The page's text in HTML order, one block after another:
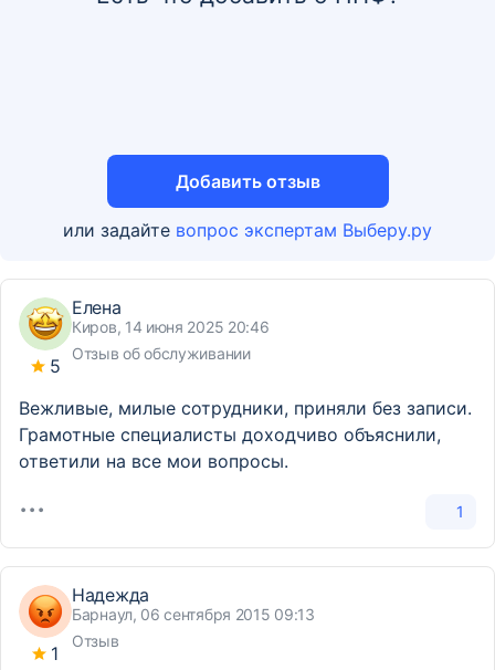
Добавить отзыв
или задайте вопрос экспертам Выберу.ру
5
Елена
Киров, 14 июня 2025 20:46
Отзыв об обслуживании
Вежливые, милые сотрудники, приняли без записи.
Грамотные специалисты доходчиво объяснили,
ответили на все мои вопросы.
1
1
Надежда
Барнаул, 06 сентября 2015 09:13
Отзыв